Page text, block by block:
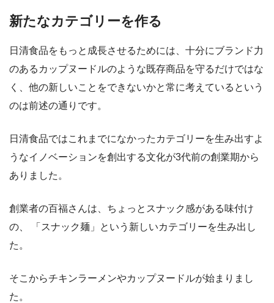
新たなカテゴリーを作る
日清食品をもっと成長させるためには、十分にブランド力
のあるカップヌードルのような既存商品を守るだけではな
く、他の新しいことをできないかと常に考えているという
のは前述の通りです。
日清食品ではこれまでになかったカテゴリーを生み出すよ
うなイノベーションを創出する文化が3代前の創業期から
ありました。
創業者の百福さんは、ちょっとスナック感がある味付け
の、 「スナック麺」という新しいカテゴリーを生み出し
た。
そこからチキンラーメンやカップヌードルが始まりまし
た。